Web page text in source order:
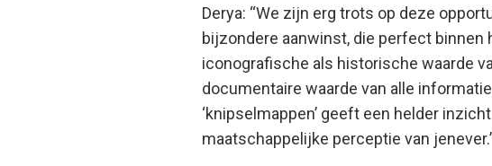
Derya: “We zijn erg trots op deze
bijzondere aanwinst, die perfect
iconografische als historische waarde
documentaire waarde van alle
‘knipselmappen’ geeft een helder
maatschappelijke perceptie van